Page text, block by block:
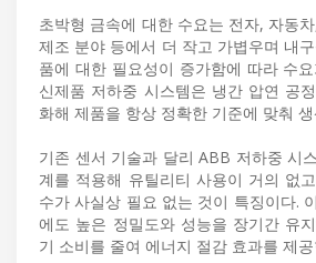
초박형 금속에 대한 수요는 전자, 자동
제조 분야 등에서 더 작고 가볍우며 내
품에 대한 필요성이 증가함에 따라 수
신제품 저하중 시스템은 냉간 압연 공
화해 제품을 항상 정확한 기준에 맞춰
기존 센서 기술과 달리 ABB 저하중 시
계를 적용해 유틸리티 사용이 거의 없
수가 사실상 필요 없는 것이 특징이다.
에도 높은 정밀도와 성능을 장기간 유
기 소비를 줄여 에너지 절감 효과를 제공